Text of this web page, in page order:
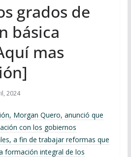
grados de
básica
mas
2024
Morgan Quero, anunció que
con los gobiernos
a fin de trabajar reformas que
formación integral de los